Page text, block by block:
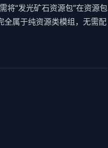
将“发光矿石资源包”在资源包
全属于纯资源类模组，无需配